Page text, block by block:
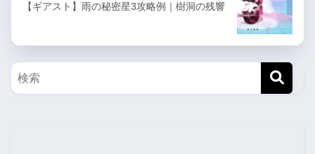
【ギアスト】雨の秘密星3攻略例｜樹洞の残響